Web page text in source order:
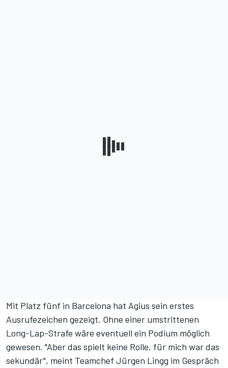
Mit Platz fünf in Barcelona hat Agius sein erstes
Ausrufezeichen gezeigt. Ohne einer umstrittenen
Long-Lap-Strafe wäre eventuell ein Podium möglich
gewesen. "Aber das spielt keine Rolle, für mich war das
sekundär", meint Teamchef Jürgen Lingg im Gespräch